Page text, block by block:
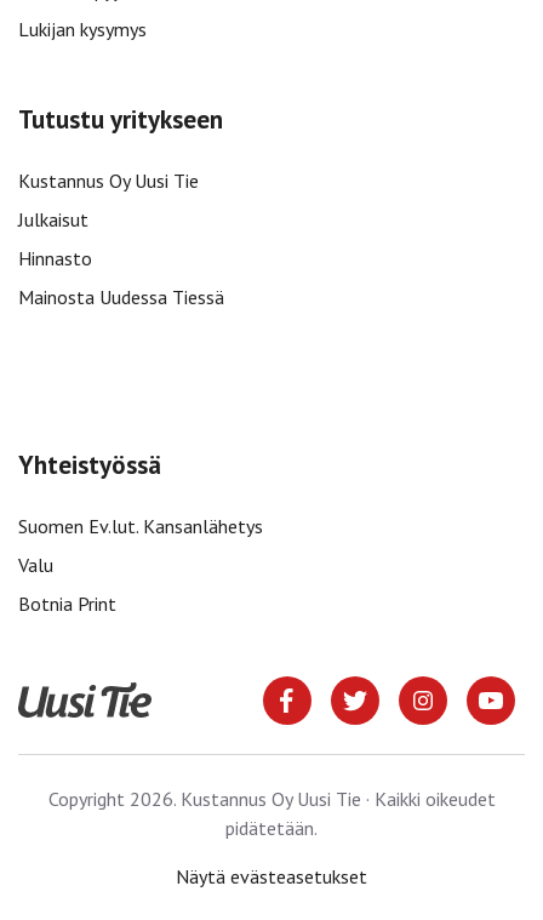
Lukijan kysymys
Tutustu yritykseen
Kustannus Oy Uusi Tie
Julkaisut
Hinnasto
Mainosta Uudessa Tiessä
Yhteistyössä
Suomen Ev.lut. Kansanlähetys
Valu
Botnia Print
Copyright 2026. Kustannus Oy Uusi Tie · Kaikki oikeudet
pidätetään.
Näytä evästeasetukset